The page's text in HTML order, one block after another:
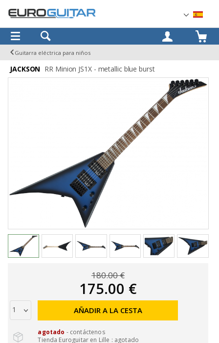
OK
Guitarra eléctrica para niños
JACKSON RR Minion JS1X - metallic blue burst
180.00 €
175.00 €
AÑADIR A LA CESTA
agotado - contáctenos
Tienda Euroguitar en Lille : agotado